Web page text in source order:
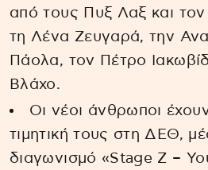
από τους Πυξ Λαξ και
τη Λένα Ζευγαρά, την
Πάολα, τον Πέτρο
Βλάχο.
Οι νέοι άνθρωποι
τιμητική τους στη ΔΕΘ,
διαγωνισμό «Stage Z –